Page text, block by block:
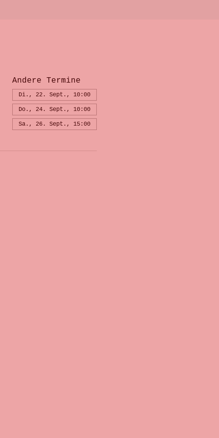
Andere Termine
Di., 22. Sept., 10:00
Do., 24. Sept., 10:00
Sa., 26. Sept., 15:00